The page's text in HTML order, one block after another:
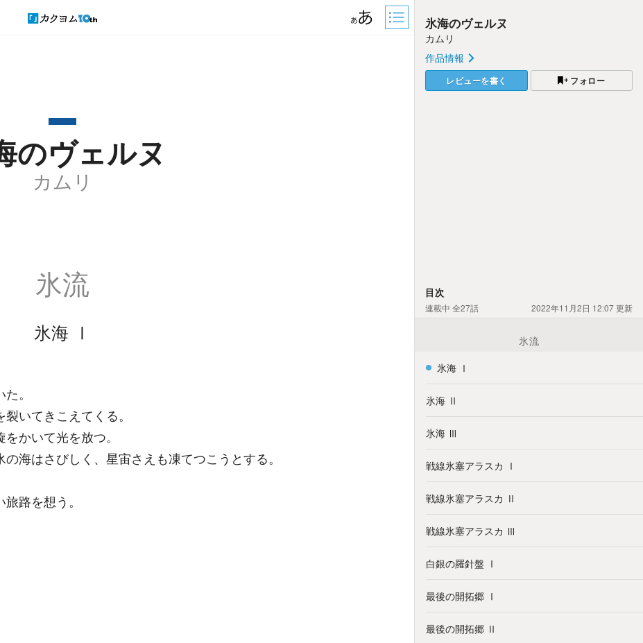
のヴェルヌ
カムリ
氷流
氷海 Ⅰ
。
いてきこえてくる。
かいて光を放つ。
海はさびしく、星宙さえも凍てつこうとする。
路を想う。
氷海のヴェルヌ
カムリ
作品情報
レビューを書く フォロー
目次
連載中 全27話 2022年11月2日 12:07更新
氷流
氷海 Ⅰ
氷海 Ⅱ
氷海 Ⅲ
戦線氷塞アラスカ Ⅰ
戦線氷塞アラスカ Ⅱ
戦線氷塞アラスカ Ⅲ
白銀の羅針盤 Ⅰ
最後の開拓郷 Ⅰ
最後の開拓郷 Ⅱ